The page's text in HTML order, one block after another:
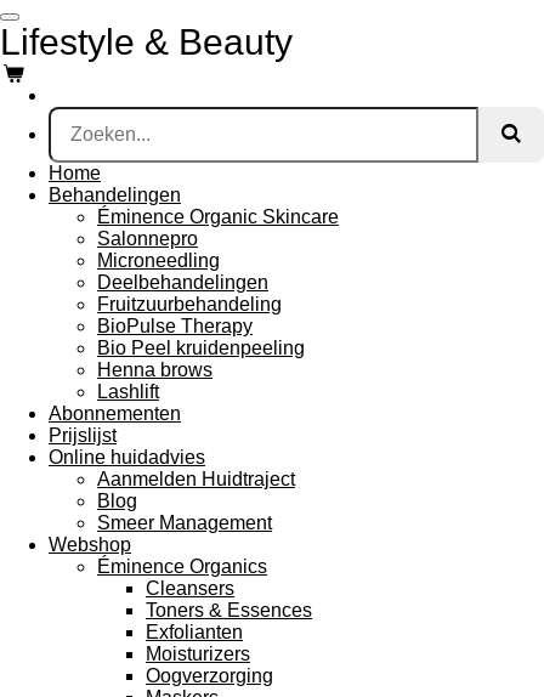
Ga
direct
naar
de
hoofdinhoud
Lifestyle & Beauty
Home
Behandelingen
Éminence Organic Skincare
Salonnepro
Microneedling
Deelbehandelingen
Fruitzuurbehandeling
BioPulse Therapy
Bio Peel kruidenpeeling
Henna brows
Lashlift
Abonnementen
Prijslijst
Online huidadvies
Aanmelden Huidtraject
Blog
Smeer Management
Webshop
Éminence Organics
Cleansers
Toners & Essences
Exfolianten
Moisturizers
Oogverzorging